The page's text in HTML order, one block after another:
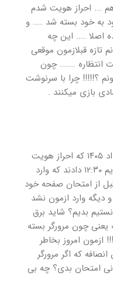
…. احراز هویت شدم
به خود بسته شد ….. و
اصلا ….. این چه
تازه قبلازمون موقعی
انتظاره ……… چون
؟!!!!! چرا با سرنوشت
بازی میکنند .
اول هشت صبح پنجشنبه هفت خرداد ١۴٠۵ که احراز هویت
انجام شد اما وارد ازمون نشد بعد تایم ١٢:٣٠ دادند که وارد
از امتحان صفحه خود
دیگه وارد ازمون نشد
بدیم؟ شاید برق
یعنی چون مرورگر بسته
ازمون امروز بخاطر
که اگر مرورگر
امتحان بدی؟ چه بی